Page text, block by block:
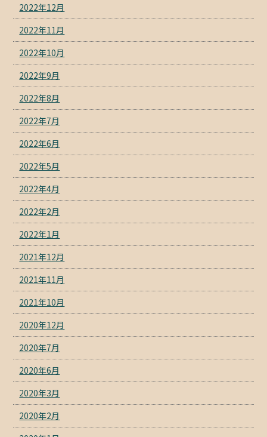
2022年12月
2022年11月
2022年10月
2022年9月
2022年8月
2022年7月
2022年6月
2022年5月
2022年4月
2022年2月
2022年1月
2021年12月
2021年11月
2021年10月
2020年12月
2020年7月
2020年6月
2020年3月
2020年2月